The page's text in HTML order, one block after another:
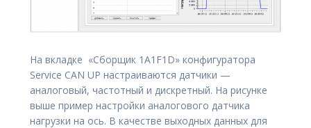
На вкладке «Сборщик 1A1F1D» конфигуратора
Service CAN UP настраиваются датчики —
аналоговый, частотный и дискретный. На рисунке
выше пример настройки аналогового датчика
нагрузки на ось. В качестве выходных данных для